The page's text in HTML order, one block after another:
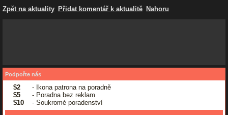
Zpět na aktuality Přidat komentář k aktualitě Nahoru
Podpořte nás
$2
- Ikona patrona na poradně
$5
- Poradna bez reklam
$10
- Soukromé poradenství